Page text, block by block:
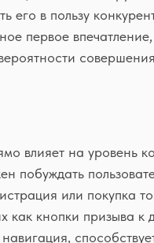
его в пользу
первое
влияет на уровень
побуждать
или покупка
как кнопки призыва к